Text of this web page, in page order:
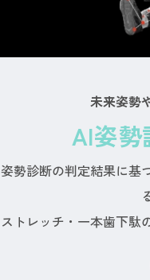
未来姿勢
AI姿勢
姿勢診断の判定結果に基
ストレッチ・一本歯下駄